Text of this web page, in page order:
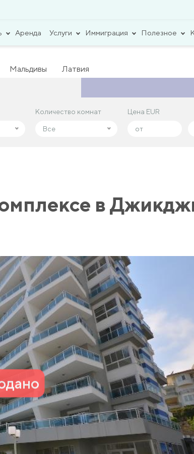
Аренда Услуги Иммиграция Полезное
Мальдивы
Латвия
Количество комнат
Все
Цена EUR
Количество комнат
Все
Цена EUR
в